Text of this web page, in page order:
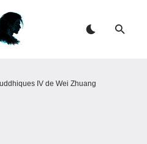
IV de Wei Zhuang​